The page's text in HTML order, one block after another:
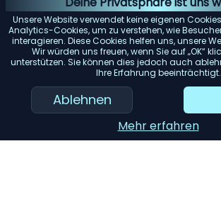
Unsere Website verwendet keine eigenen
Analytics-Cookies, um zu verstehen, wie
interagieren. Diese Cookies helfen uns, unsere
Wir würden uns freuen, wenn Sie auf „OK“
unterstützen. Sie können dies jedoch auch
Ihre Erfahrung beeinträchtigt.
Ablehnen
Mehr erfahren
Komfort: Komfort ist der Schlüssel,
Gartenmöbel geht. Suchen Sie nach
gestalteten Stücken mit ausreichender
der Möglichkeit, Kissen hinzuzufügen.
Berücksichtigen Sie die Größe
der Möbel. Stellen Sie sicher, dass die
ausgewählten Möbel gut in Ihren
dass er überfüllt oder zu leer wirkt.